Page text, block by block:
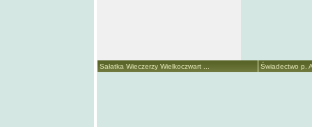
Sałatka Wieczerzy Wielkoczwart ... Świadectwo p.